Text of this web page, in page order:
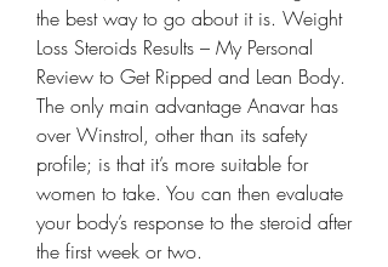
the best way to go about it is. Weight
Loss Steroids Results – My Personal
Review to Get Ripped and Lean Body.
The only main advantage Anavar has
over Winstrol, other than its safety
profile; is that it’s more suitable for
women to take. You can then evaluate
your body’s response to the steroid after
the first week or two.